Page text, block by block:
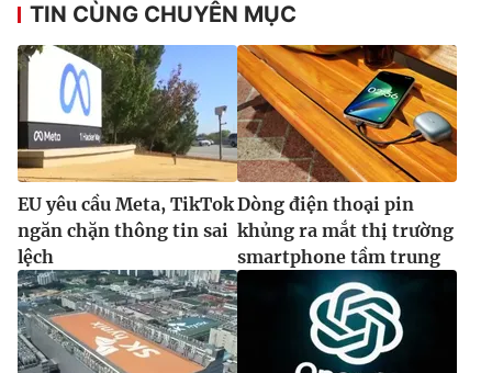
TIN CÙNG CHUYÊN MỤC
EU yêu cầu Meta, TikTok
ngăn chặn thông tin sai
lệch
Dòng điện thoại pin
khủng ra mắt thị trường
smartphone tầm trung